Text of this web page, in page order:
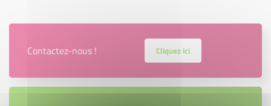
Contactez-nous ! Cliquez ici